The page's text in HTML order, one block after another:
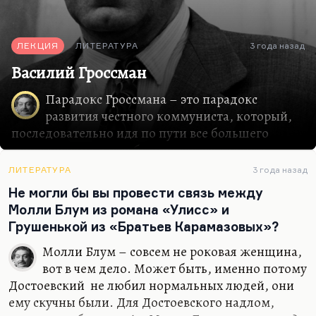
ЛЕКЦИЯ ЛИТЕРАТУРА 3 года назад
Василий Гроссман
Парадокс Гроссмана – это парадокс
развития честного коммуниста, который,
последовательно идя по пути все большего
психологизма и углубления своего таланта,
дописался до истины, выписался из советской
парадигмы. Гроссман не смог из нее
выпрыгнуть, потому что здесь нужна
фантастическая высота взгляда, которой никто
тогда не обладал. Я думаю, что их всех
философов ХХ века (помимо Витгенштейна,
который занимался другой проблематикой)
такой высотой взгляда обладали два человека,
два гегельянца. Один – Александр Кожев (в
ЛИТЕРАТУРА 3 года назад
Не могли бы вы провести связь между
Молли Блум из романа «Улисс» и
Грушенькой из «Братьев Карамазовых»?
Молли Блум – совсем не роковая женщина,
вот в чем дело. Может быть, именно потому
Достоевский не любил нормальных людей, они
ему скучны были. Для Достоевского надлом,